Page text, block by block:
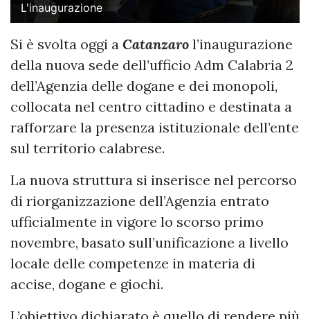
L'inaugurazione
Si è svolta oggi a Catanzaro l’inaugurazione
della nuova sede dell’ufficio Adm Calabria 2
dell’Agenzia delle dogane e dei monopoli,
collocata nel centro cittadino e destinata a
rafforzare la presenza istituzionale dell’ente
sul territorio calabrese.
La nuova struttura si inserisce nel percorso
di riorganizzazione dell’Agenzia entrato
ufficialmente in vigore lo scorso primo
novembre, basato sull’unificazione a livello
locale delle competenze in materia di
accise, dogane e giochi.